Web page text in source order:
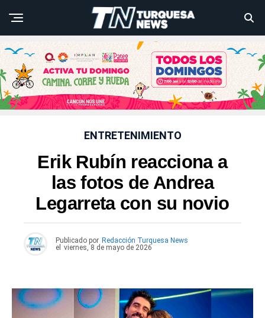
ENTRETENIMIENTO
Erik Rubín reacciona a
las fotos de Andrea
Legarreta con su novio
Publicado por Redacción Turquesa News
el viernes, 8 de mayo de 2026